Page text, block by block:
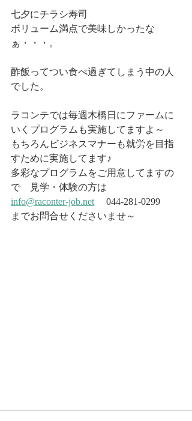
七夕にチラシ寿司
ボリューム満点で美味しかったな
ぁ・・・。
酢飯ってつい食べ過ぎてしまう中の人
でした。
ラコンテでは毎週木橋日にファームに
いくプログラムも実施してますよ～
もちろんビジネスマナーも就労を目指
すために実施してます♪
多彩なプログラムをご用意してますの
で　見学・体験の方は
info@raconter-job.net 044-281-0299
までお問合せくださいませ～